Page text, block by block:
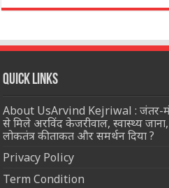
Quick Links
About UsArvind Kejriwal : जंतर-
से मिले अरविंद केजरीवाल, स्वास्थ्य
लोकतंत्र की ताकत और समर्थन दिया ?
Privacy Policy
Term Condition